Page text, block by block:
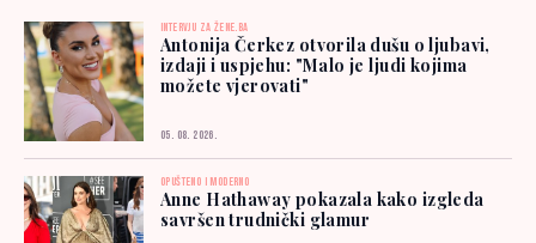
INTERVJU ZA ŽENE.BA
Antonija Čerkez otvorila dušu o ljubavi,
izdaji i uspjehu: "Malo je ljudi kojima
možete vjerovati"
05. 08. 2026.
OPUŠTENO I MODERNO
Anne Hathaway pokazala kako izgleda
savršen trudnički glamur